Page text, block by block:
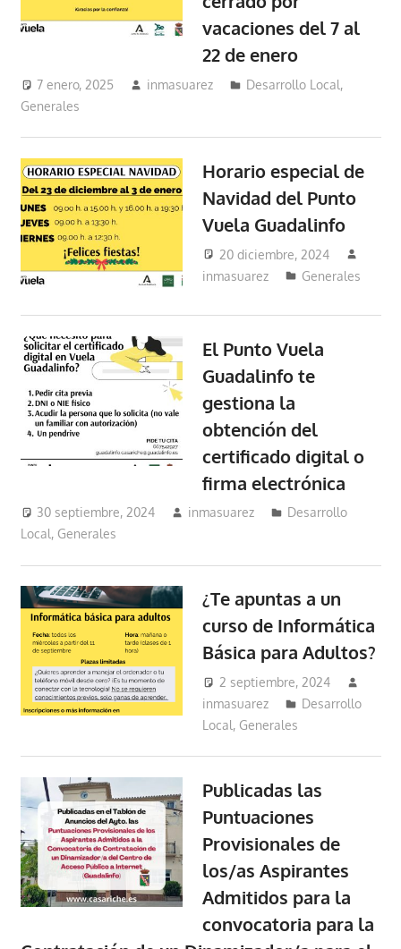
vacaciones del 7 al
22 de enero
7 enero, 2025 inmasuarez Desarrollo Local,
Generales
Horario especial de
Navidad del Punto
Vuela Guadalinfo
20 diciembre, 2024
inmasuarez
Generales
El Punto Vuela
Guadalinfo te
gestiona la
obtención del
certificado digital o
firma electrónica
30 septiembre, 2024 inmasuarez
Desarrollo
Local, Generales
¿Te apuntas a un
curso de Informática
Básica para Adultos?
2 septiembre, 2024
inmasuarez
Desarrollo
Local, Generales
Publicadas las
Puntuaciones
Provisionales de
los/as Aspirantes
Admitidos para la
convocatoria para la